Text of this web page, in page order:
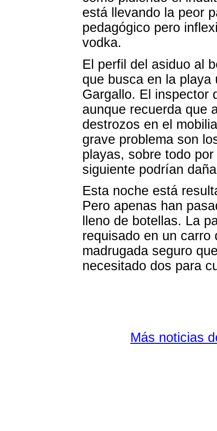
está llevando la peor
pedagógico pero
vodka.
El perfil del asiduo al
que busca en la
Gargallo. El inspector
aunque recuerda que
destrozos en el
grave problema son
playas, sobre todo
siguiente podrían
Esta noche está
Pero apenas han
lleno de botellas. La
requisado en un carro
madrugada seguro
necesitado dos para
Más noticias